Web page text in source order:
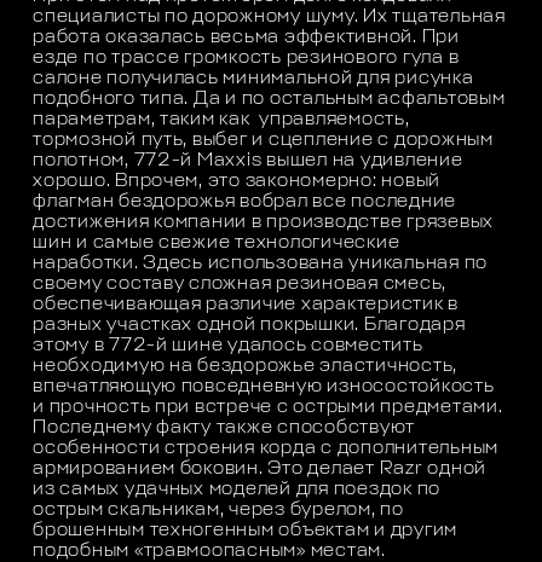
специалисты по дорожному шуму. Их тщательная
работа оказалась весьма эффективной. При
езде по трассе громкость резинового гула в
салоне получилась минимальной для рисунка
подобного типа. Да и по остальным асфальтовым
параметрам, таким как управляемость,
тормозной путь, выбег и сцепление с дорожным
полотном, 772-й Maxxis вышел на удивление
хорошо. Впрочем, это закономерно: новый
флагман бездорожья вобрал все последние
достижения компании в производстве грязевых
шин и самые свежие технологические
наработки. Здесь использована уникальная по
своему составу сложная резиновая смесь,
обеспечивающая различие характеристик в
разных участках одной покрышки. Благодаря
этому в 772-й шине удалось совместить
необходимую на бездорожье эластичность,
впечатляющую повседневную износостойкость
и прочность при встрече с острыми предметами.
Последнему факту также способствуют
особенности строения корда с дополнительным
армированием боковин. Это делает Razr одной
из самых удачных моделей для поездок по
острым скальникам, через бурелом, по
брошенным техногенным объектам и другим
подобным «травмоопасным» местам.